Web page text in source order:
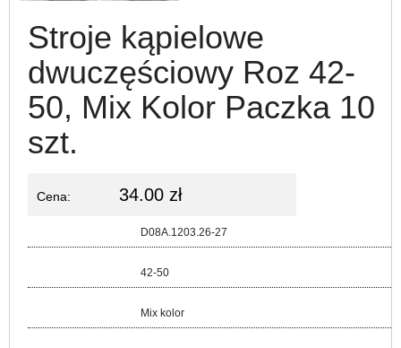
Stroje kąpielowe
dwuczęściowy Roz 42-
50, Mix Kolor Paczka 10
szt.
Cena: 34.00 zł
D08A.1203.26-27
42-50
Mix kolor